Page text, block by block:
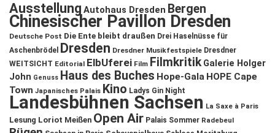
Ausstellung Autohaus Dresden Bergen
Chinesischer Pavillon Dresden
Deutsche Post Die Ente bleibt draußen Drei Haselnüsse für
Aschenbrödel
Dresden Dresdner Musikfestspiele Dresdner
WEITSICHT Editorial ElbUferei Film Filmkritik Galerie Holger
John Genuss Haus des Buches Hope-Gala HOPE Cape
Town Japanisches Palais Kino Ladys Gin Night
Landesbühnen Sachsen La Saxe à Paris
Lesung Loriot Meißen Open Air Palais Sommer Radebeul